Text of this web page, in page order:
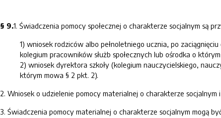
§ 9.1. Świadczenia pomocy społecznej o charakterze socjalnym są
1) wniosek rodziców albo pełnoletniego ucznia, po
kolegium pracowników służb społecznych lub ośrodka o
2) wniosek dyrektora szkoły (kolegium nauczycielskiego,
którym mowa § 2 pkt. 2).
2. Wniosek o udzielenie pomocy materialnej o charakterze socjalnym
3. Świadczenia pomocy materialnej o charakterze socjalnym mogą